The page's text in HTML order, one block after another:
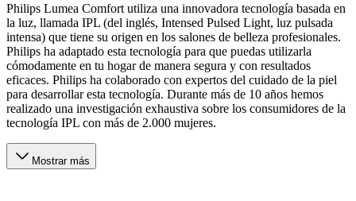
Philips Lumea Comfort utiliza una innovadora tecnología basada en
la luz, llamada IPL (del inglés, Intensed Pulsed Light, luz pulsada
intensa) que tiene su origen en los salones de belleza profesionales.
Philips ha adaptado esta tecnología para que puedas utilizarla
cómodamente en tu hogar de manera segura y con resultados
eficaces. Philips ha colaborado con expertos del cuidado de la piel
para desarrollar esta tecnología. Durante más de 10 años hemos
realizado una investigación exhaustiva sobre los consumidores de la
tecnología IPL con más de 2.000 mujeres.
Mostrar más